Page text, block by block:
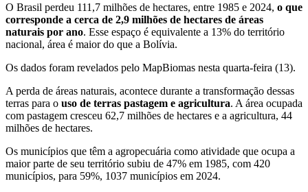
O Brasil perdeu 111,7 milhões de hectares, entre 1985 e 2024, o que
corresponde a cerca de 2,9 milhões de hectares de áreas
naturais por ano. Esse espaço é equivalente a 13% do território
nacional, área é maior do que a Bolívia.
Os dados foram revelados pelo MapBiomas nesta quarta-feira (13).
A perda de áreas naturais, acontece durante a transformação dessas
terras para o uso de terras pastagem e agricultura. A área ocupada
com pastagem cresceu 62,7 milhões de hectares e a agricultura, 44
milhões de hectares.
Os municípios que têm a agropecuária como atividade que ocupa a
maior parte de seu território subiu de 47% em 1985, com 420
municípios, para 59%, 1037 municípios em 2024.